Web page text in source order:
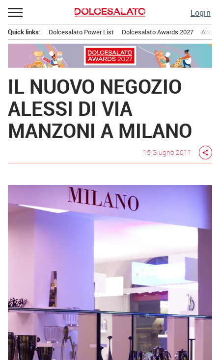
Passa
al
contenuto
Login
principale
Quick links: Dolcesalato Power List Dolcesalato Awards 2027
IL NUOVO NEGOZIO
ALESSI DI VIA
MANZONI A MILANO
15 Giugno 2011 share